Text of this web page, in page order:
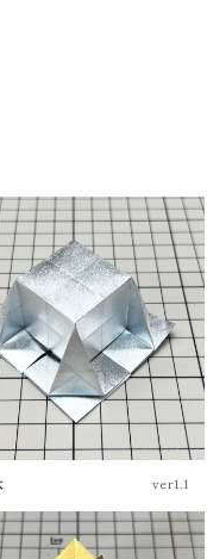
ver1.1